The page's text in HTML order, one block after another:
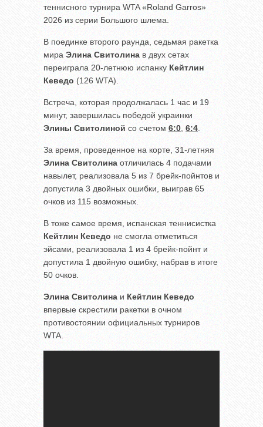
теннисного турнира WTA «Roland Garros»
2026 из серии Большого шлема.
В поединке второго раунда, седьмая ракетка
мира Элина Свитолина в двух сетах
переиграла 20-летнюю испанку Кейтлин
Кеведо (126 WTA).
Встреча, которая продолжалась 1 час и 19
минут, завершилась победой украинки
Элины Свитолиной со счетом 6:0 6:4
За время, проведенное на корте, 31-летняя
Элина Свитолина отличилась 4 подачами
навылет, реализовала 5 из 7 брейк-пойнтов и
допустила 3 двойных ошибки, выиграв 65
очков из 115 возможных.
В тоже самое время, испанская теннисистка
Кейтлин Кеведо не смогла отметиться
эйсами, реализовала 1 из 4 брейк-пойнт и
допустила 1 двойную ошибку, набрав в итоге
50 очков.
Элина Свитолина и Кейтлин Кеведо
впервые скрестили ракетки в очном
противостоянии официальных турниров
WTA.